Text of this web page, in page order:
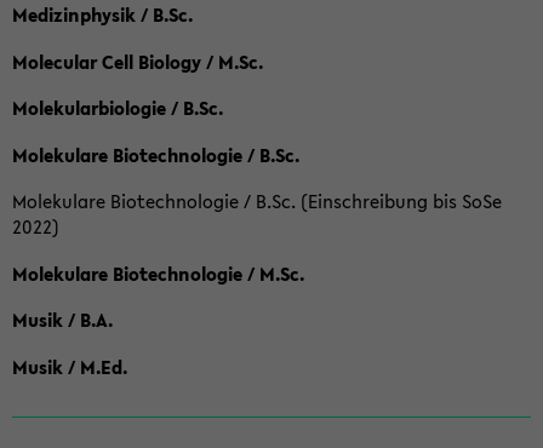
Medizinphysik / B.Sc.
Molecular Cell Biology / M.Sc.
Molekularbiologie / B.Sc.
Molekulare Biotechnologie / B.Sc.
Molekulare Biotechnologie / B.Sc. (Einschreibung bis SoSe
2022)
Molekulare Biotechnologie / M.Sc.
Musik / B.A.
Musik / M.Ed.